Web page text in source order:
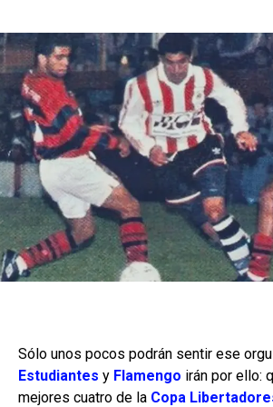
Sólo unos pocos podrán sentir ese
Estudiantes y Flamengo irán por ello:
mejores cuatro de la Copa